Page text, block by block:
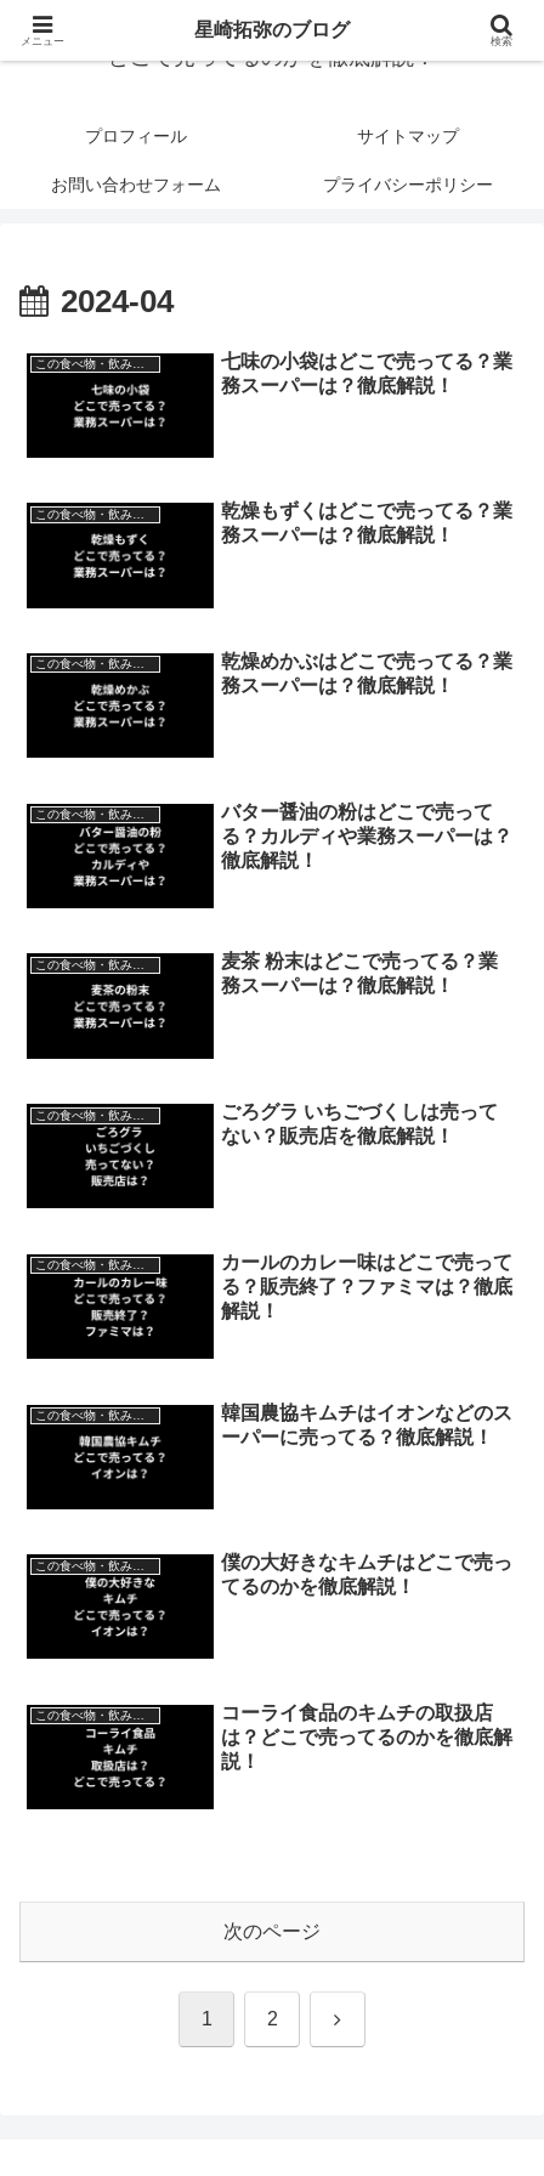
どこで売ってるのかを徹底解説！
プロフィール サイトマップ
お問い合わせフォーム プライバシーポリシー
2024-04
この食べ物・飲み物はどこで売ってる？
七味の小袋はどこで売ってる？業
務スーパーは？徹底解説！
この食べ物・飲み物はどこで売ってる？
乾燥もずくはどこで売ってる？業
務スーパーは？徹底解説！
この食べ物・飲み物はどこで売ってる？
乾燥めかぶはどこで売ってる？業
務スーパーは？徹底解説！
この食べ物・飲み物はどこで売ってる？
バター醤油の粉はどこで売って
る？カルディや業務スーパーは？
徹底解説！
この食べ物・飲み物はどこで売ってる？
麦茶 粉末はどこで売ってる？業
務スーパーは？徹底解説！
この食べ物・飲み物はどこで売ってる？
ごろグラ いちごづくしは売って
ない？販売店を徹底解説！
この食べ物・飲み物はどこで売ってる？
カールのカレー味はどこで売って
る？販売終了？ファミマは？徹底
解説！
この食べ物・飲み物はどこで売ってる？
韓国農協キムチはイオンなどのス
ーパーに売ってる？徹底解説！
この食べ物・飲み物はどこで売ってる？
僕の大好きなキムチはどこで売っ
てるのかを徹底解説！
この食べ物・飲み物はどこで売ってる？
コーライ食品のキムチの取扱店
は？どこで売ってるのかを徹底解
説！
次のページ
1 2 次
メニュー
星崎拓弥のブログ
検索